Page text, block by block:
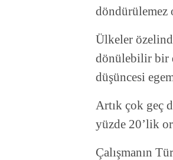
döndürülemez
Ülkeler
dönülebilir bir
düşüncesi
Artık çok geç
yüzde 20’lik
Çalışmanın